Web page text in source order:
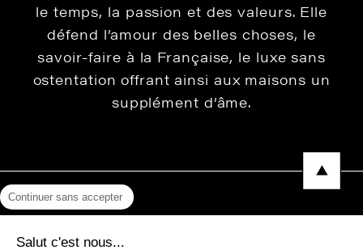
le temps, la passion et des valeurs. Elle
défend l’amour des belles choses, le
savoir-faire à la Française, le luxe sans
ostentation offrant ainsi aux maisons un
supplément d’âme.
Continuer sans accepter
Salut c'est nous...